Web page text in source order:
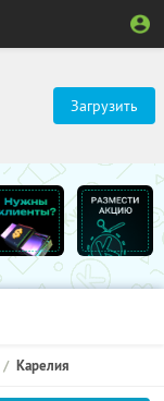
Загрузить
Карелия